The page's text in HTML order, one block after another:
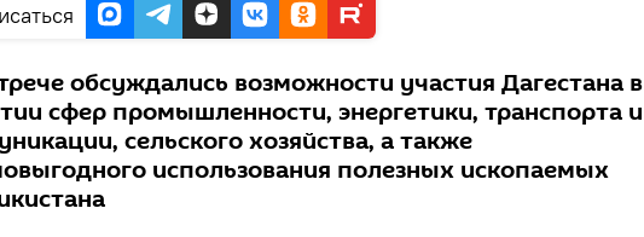
обсуждались возможности участия Дагестана в
сфер промышленности, энергетики, транспорта и
сельского хозяйства, а также
использования полезных ископаемых